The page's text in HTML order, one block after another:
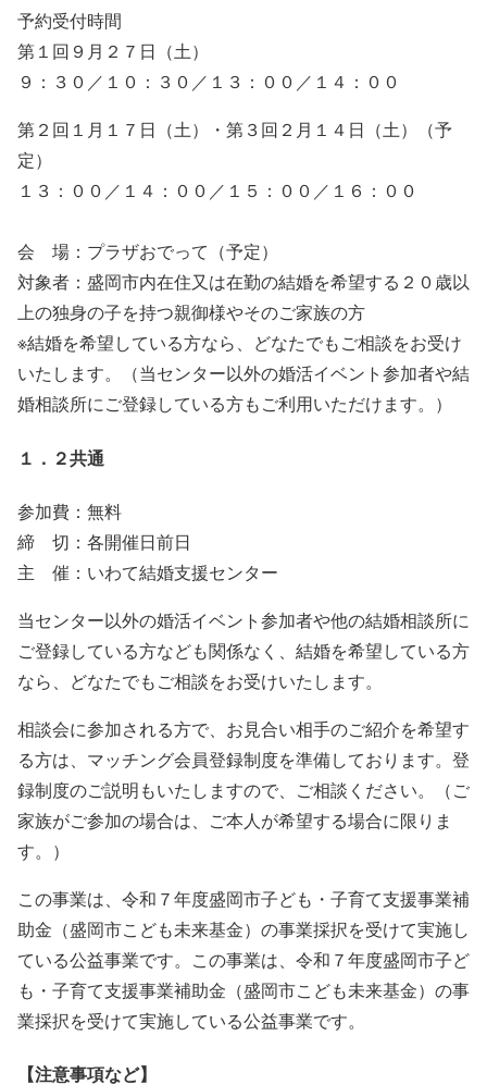
予約受付時間
第１回９月２７日（土）
９：３０／１０：３０／１３：００／１４：００
第２回１月１７日（土）・第３回２月１４日（土）（予
定）
１３：００／１４：００／１５：００／１６：００
会 場：プラザおでって（予定）
対象者：盛岡市内在住又は在勤の結婚を希望する２０歳以
上の独身の子を持つ親御様やそのご家族の方
※結婚を希望している方なら、どなたでもご相談をお受け
いたします。（当センター以外の婚活イベント参加者や結
婚相談所にご登録している方もご利用いただけます。）
１．２共通
参加費：無料
締 切：各開催日前日
主 催：いわて結婚支援センター
当センター以外の婚活イベント参加者や他の結婚相談所に
ご登録している方なども関係なく、結婚を希望している方
なら、どなたでもご相談をお受けいたします。
相談会に参加される方で、お見合い相手のご紹介を希望す
る方は、マッチング会員登録制度を準備しております。登
録制度のご説明もいたしますので、ご相談ください。（ご
家族がご参加の場合は、ご本人が希望する場合に限りま
す。）
この事業は、令和７年度盛岡市子ども・子育て支援事業補
助金（盛岡市こども未来基金）の事業採択を受けて実施し
ている公益事業です。この事業は、令和７年度盛岡市子ど
も・子育て支援事業補助金（盛岡市こども未来基金）の事
業採択を受けて実施している公益事業です。
【注意事項など】